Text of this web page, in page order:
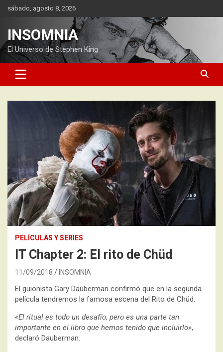
Saltarsábado, agosto 8, 2026
INSOMNIA
El Universo de Stephen King
PELÍCULAS Y SERIES
IT Chapter 2: El rito de Chüd
11/09/2018 INSOMNIA
El guionista Gary Dauberman confirmó que en la segunda
película tendremos la famosa escena del Rito de Chüd.
«El ritual es todo un desafío, pero es una parte tan
importante en el libro que hemos tenido que incluirlo»,
declaró Dauberman.